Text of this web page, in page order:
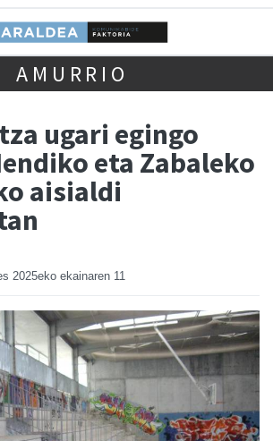
AMURRIO
ugari egingo
eta Zabaleko
aisialdi
2025eko ekainaren 11